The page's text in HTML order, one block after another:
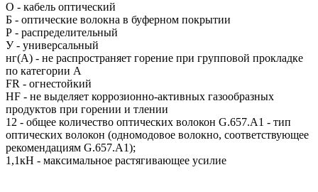
О - кабель оптический
Б - оптические волокна в буферном покрытии
Р - распределительный
У - универсальный
нг(A) - не распространяет горение при групповой прокладке
по категории А
FR - огнестойкий
HF - не выделяет коррозионно-активных газообразных
продуктов при горении и тлении
12 - общее количество оптических волокон G.657.А1 - тип
оптических волокон (одномодовое волокно, соответствующее
рекомендациям G.657.А1);
1,1кН - максимальное растягивающее усилие